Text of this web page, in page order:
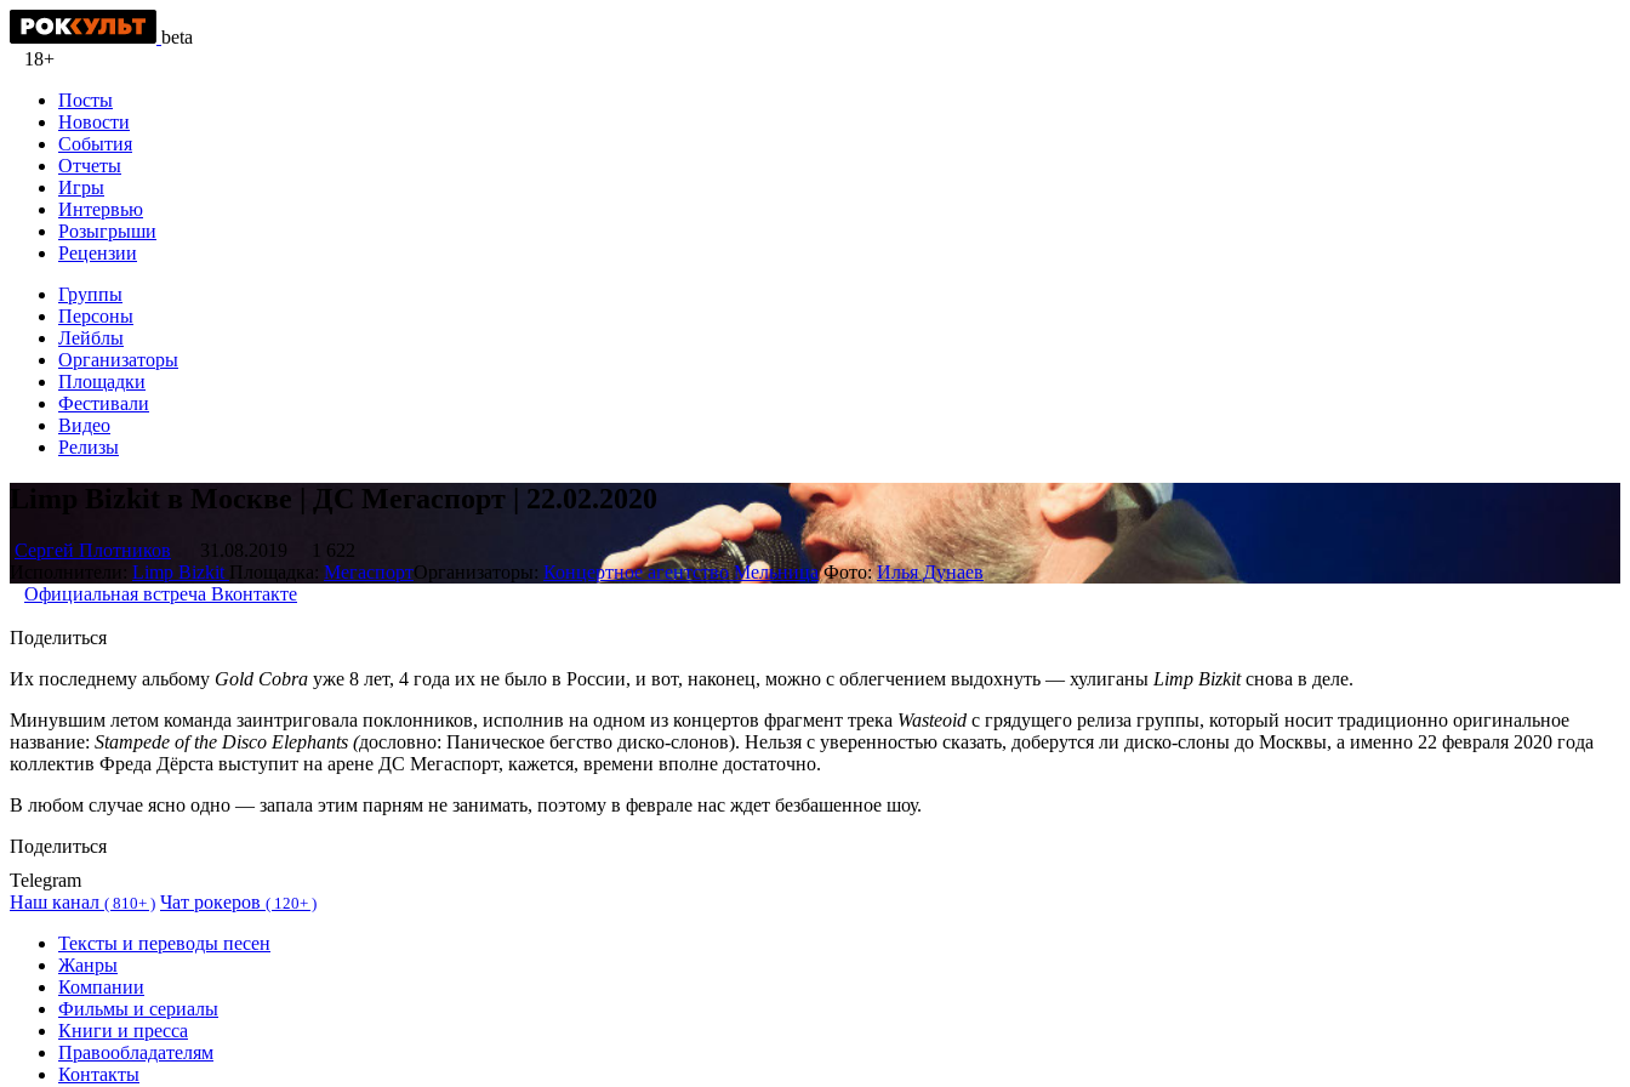
beta
18+
Посты
Новости
События
Отчеты
Игры
Интервью
Розыгрыши
Рецензии
Группы
Персоны
Лейблы
Организаторы
Площадки
Фестивали
Видео
Релизы
Limp Bizkit в Москве | ДС Мегаспорт | 22.02.2020
Сергей Плотников 31.08.2019
1 622
Исполнители: Limp Bizkit Площадка: МегаспортОрганизаторы: Концертное агентство Мельница Фото:Илья Дунаев
Официальная встреча Вконтакте
Поделиться
Их последнему альбому Gold Cobra уже 8 лет, 4 года их не было в России, и вот, наконец, можно с облегчением выдохнуть — хулиганы Limp Bizkitснова в деле.
Минувшим летом команда заинтриговала поклонников, исполнив на одном из концертов фрагмент трека Wasteoid с грядущего релиза группы, который носит традиционно оригинальное
название: Stampede of the Disco Elephants (дословно: Паническое бегство диско-слонов). Нельзя с уверенностью сказать, доберутся ли диско-слоны до Москвы, а именно 22 февраля 2020 года
коллектив Фреда Дёрста выступит на арене ДС Мегаспорт, кажется, времени вполне достаточно.
В любом случае ясно одно — запала этим парням не занимать, поэтому в феврале нас ждет безбашенное шоу.
Поделиться
Telegram
Наш канал ( 810+ ) Чат рокеров ( 120+ )
Тексты и переводы песен
Жанры
Компании
Фильмы и сериалы
Книги и пресса
Правообладателям
Контакты